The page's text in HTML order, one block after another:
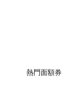
熱門面額券